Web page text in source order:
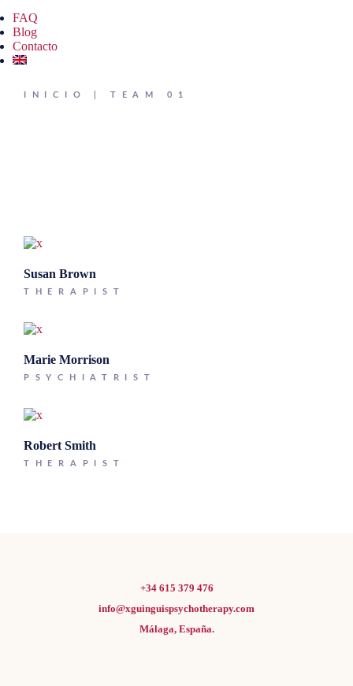
FAQ
Blog
Contacto
INICIO TEAM 01
Susan Brown
THERAPIST
Marie Morrison
PSYCHIATRIST
Robert Smith
THERAPIST
+34 615 379 476
info@xguinguispsychotherapy.com
Málaga, España.